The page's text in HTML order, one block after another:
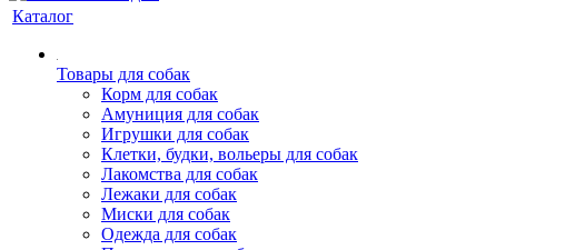
Каталог
Товары для собак
Корм для собак
Амуниция для собак
Игрушки для собак
Клетки, будки, вольеры для собак
Лакомства для собак
Лежаки для собак
Миски для собак
Одежда для собак